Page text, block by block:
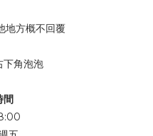
地方概不回覆
下角泡泡
間